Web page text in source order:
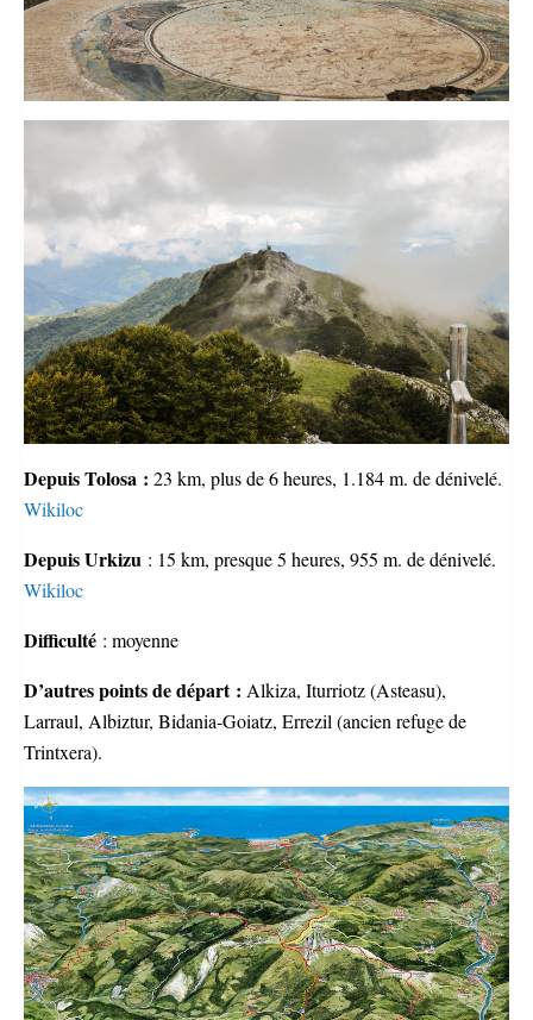
Depuis Tolosa : 23 km, plus de 6 heures, 1.184 m. de dénivelé.
Wikiloc
Depuis Urkizu : 15 km, presque 5 heures, 955 m. de dénivelé.
Wikiloc
Difficulté : moyenne
D’autres points de départ : Alkiza, Iturriotz (Asteasu),
Larraul, Albiztur, Bidania-Goiatz, Errezil (ancien refuge de
Trintxera).